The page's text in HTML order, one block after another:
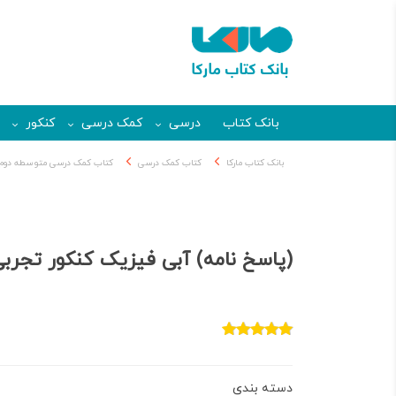
بانک کتاب درسی کمک درسی کنکور
بانک کتاب مارکا کتاب کمک درسی کتاب کمک درسی متوسطه دوم
(پاسخ نامه) آبی فیزیک کنکور
دسته بندی